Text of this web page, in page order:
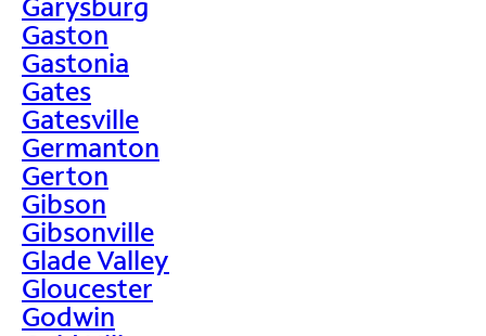
Gaston
Gastonia
Gates
Gatesville
Germanton
Gerton
Gibson
Gibsonville
Glade Valley
Gloucester
Godwin